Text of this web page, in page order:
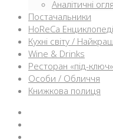
Аналітичні
Постачальники
HoReCa
Кухні світу /
Wine & Drinks
Ресторан «під-ключ»
Особи / Обличчя
Книжкова полиця